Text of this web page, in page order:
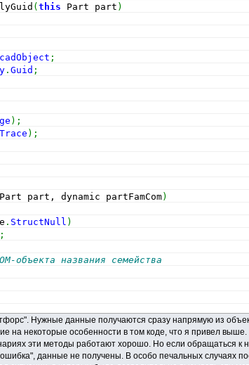
(this Part part )
;
.Guid ;
) ;
) ;
Part part, dynamic partFamCom)
. StructNull )
;
объекта названия семейства
Нужные данные получаются сразу напрямую из
на некоторые особенности в том коде, что я привел
эти методы работают хорошо. Но если обращаться к
данные не получены. В особо печальных случаях